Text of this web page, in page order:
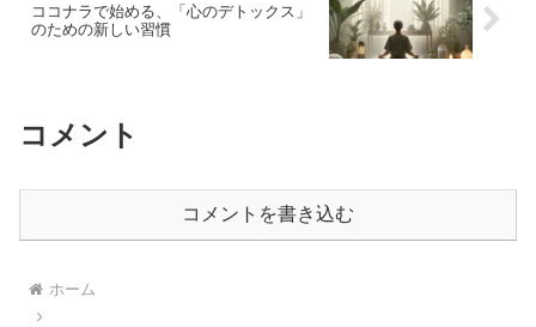
ココナラで始める、「心のデトックス」
のための新しい習慣
コメント
コメントを書き込む
ホーム